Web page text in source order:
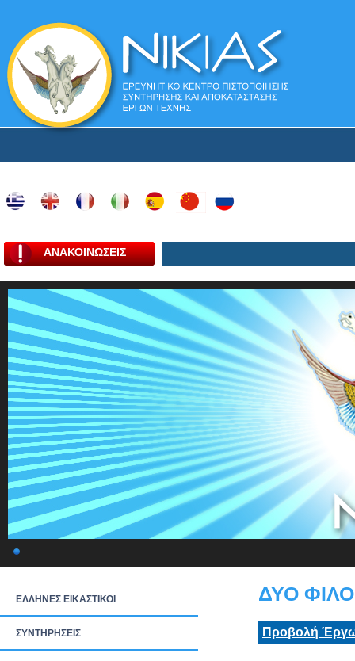
ΑΝΑΚΟΙΝΩΣΕΙΣ
ΕΛΛΗΝΕΣ ΕΙΚΑΣΤΙΚΟΙ
ΣΥΝΤΗΡΗΣΕΙΣ
ΔΥΟ
Προβολή